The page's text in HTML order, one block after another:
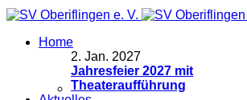
Home
2. Jan. 2027
Jahresfeier 2027 mit
Theateraufführung